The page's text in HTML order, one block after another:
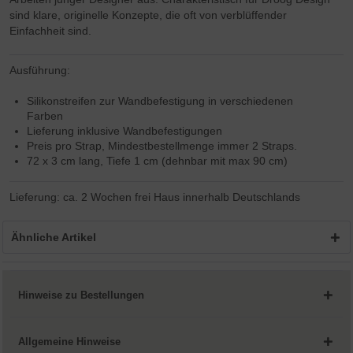
sind klare, originelle Konzepte, die oft von verblüffender
Einfachheit sind.
Ausführung:
Silikonstreifen zur Wandbefestigung in verschiedenen
Farben
Lieferung inklusive Wandbefestigungen
Preis pro Strap, Mindestbestellmenge immer 2 Straps.
72 x 3 cm lang, Tiefe 1 cm (dehnbar mit max 90 cm)
Lieferung: ca. 2 Wochen frei Haus innerhalb Deutschlands
Ähnliche Artikel
Hinweise zu Bestellungen
Allgemeine Hinweise